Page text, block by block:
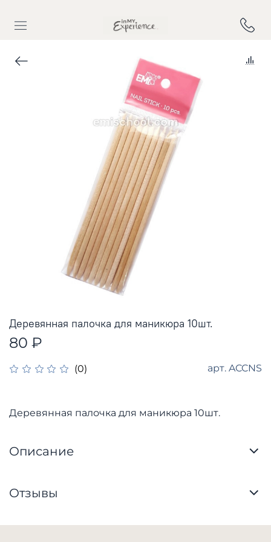
(0) арт. ACCNS
Деревянная палочка для маникюра 10шт.
80 ₽
Деревянная палочка для маникюра 10шт.
Описание
Отзывы